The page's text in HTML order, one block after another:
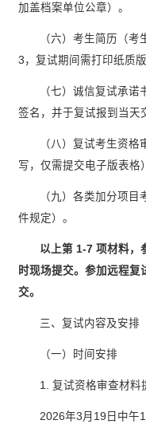
加盖档案单位公章）。
（六）考生简历（
3，复试期间需打印纸质版
（七）诚信复试承
签名，并于复试报到当天
（八）复试考生资
写，仅需提交电子版表格
（九）各类加分项
件规定）。
以上第 1-7 项材料，
时现场提交。参加远程复
交。
三、复试内容及安排
（一）时间安排
1. 复试资格审查材料
2026年3月19日中午